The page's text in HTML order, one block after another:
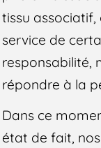
tissu
service de
responsabilité,
répondre à la
Dans ce
état de fait,